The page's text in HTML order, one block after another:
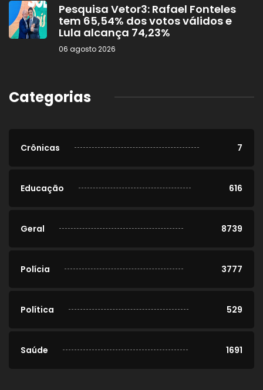
Pesquisa Vetor3: Rafael Fonteles
tem 65,54% dos votos válidos e
Lula alcança 74,23%
06 agosto 2026
Categorias
Crônicas 7
Educação 616
Geral 8739
Polícia 3777
Política 529
Saúde 1691